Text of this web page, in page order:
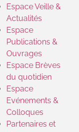
Espace Veille &
Actualités
Espace
Publications &
Ouvrages
Espace Brèves
du quotidien
Espace
Evénements &
Colloques
Partenaires et